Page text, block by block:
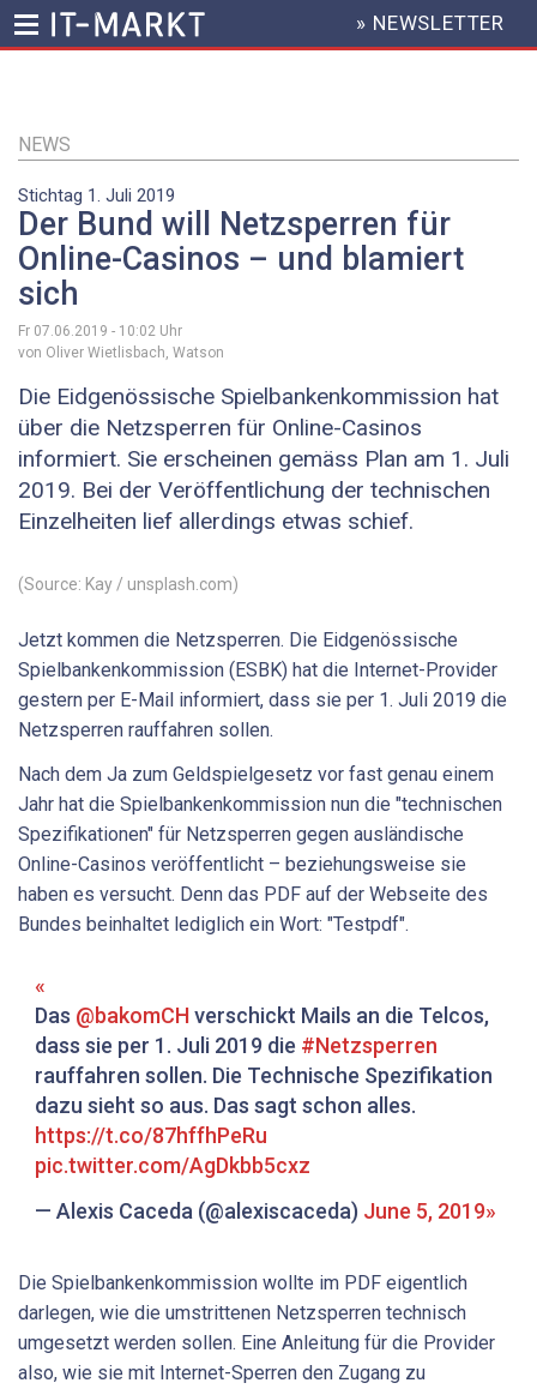
Inhalt
HEADER
MENU
» NEWSLETTER
NEWS
Stichtag 1. Juli 2019
Der Bund will Netzsperren für
Online-Casinos – und blamiert
sich
Fr 07.06.2019 - 10:02 Uhr
von Oliver Wietlisbach, Watson
Die Eidgenössische Spielbankenkommission hat
über die Netzsperren für Online-Casinos
informiert. Sie erscheinen gemäss Plan am 1. Juli
2019. Bei der Veröffentlichung der technischen
Einzelheiten lief allerdings etwas schief.
(Source: Kay / unsplash.com)
Jetzt kommen die Netzsperren. Die Eidgenössische
Spielbankenkommission (ESBK) hat die Internet-Provider
gestern per E-Mail informiert, dass sie per 1. Juli 2019 die
Netzsperren rauffahren sollen.
Nach dem Ja zum Geldspielgesetz vor fast genau einem
Jahr hat die Spielbankenkommission nun die "technischen
Spezifikationen" für Netzsperren gegen ausländische
Online-Casinos veröffentlicht – beziehungsweise sie
haben es versucht. Denn das PDF auf der Webseite des
Bundes beinhaltet lediglich ein Wort: "Testpdf".
Das @bakomCHverschickt Mails an die Telcos,
dass sie per 1. Juli 2019 die #Netzsperren
rauffahren sollen. Die Technische Spezifikation
dazu sieht so aus. Das sagt schon alles.
https://t.co/87hffhPeRu
pic.twitter.com/AgDkbb5cxz
— Alexis Caceda (@alexiscaceda) June 5, 2019
Die Spielbankenkommission wollte im PDF eigentlich
darlegen, wie die umstrittenen Netzsperren technisch
umgesetzt werden sollen. Eine Anleitung für die Provider
also, wie sie mit Internet-Sperren den Zugang zu